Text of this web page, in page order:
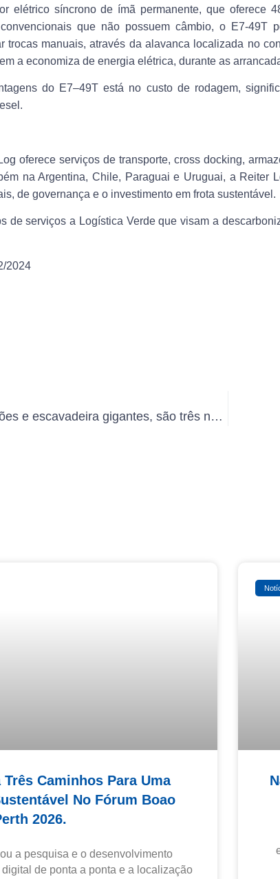
elétrico síncrono de ímã permanente, que oferece
que não possuem câmbio, o E7-49T
trocas manuais, através da alavanca localizada no
a economiza de energia elétrica, durante as
do E7–49T está no custo de rodagem,
oferece serviços de transporte, cross docking,
na Argentina, Chile, Paraguai e Uruguai, a Reiter
de governança e o investimento em frota sustentável.
de serviços a Logística Verde que visam a
2024
XCMG Brasil lança caminhões e escavadeira gigantes, são três novos produtos para os segmentos de mineração e construção pesada
Três Caminhos Para Uma
No Fórum Boao
2026.
a pesquisa e o desenvolvimento
de ponta a ponta e a localização